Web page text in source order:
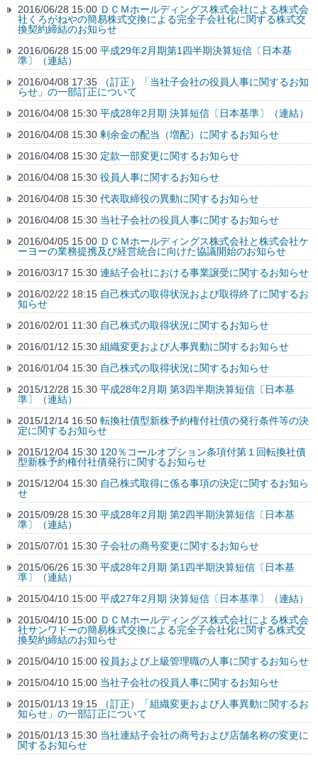
2016/06/28 15:00 ＤＣＭホールディングス株式会社による株式会
社くろがねやの簡易株式交換による完全子会社化に関する株式交
換契約締結のお知らせ
2016/06/28 15:00 平成29年2月期第1四半期決算短信〔日本基
準〕（連結）
2016/04/08 17:35
（訂正）「当社子会社の役員人事に関するお知
らせ」の一部訂正について
2016/04/08 15:30 平成28年2月期 決算短信〔日本基準〕（連結）
2016/04/08 15:30 剰余金の配当（増配）に関するお知らせ
2016/04/08 15:30 定款一部変更に関するお知らせ
2016/04/08 15:30 役員人事に関するお知らせ
2016/04/08 15:30 代表取締役の異動に関するお知らせ
2016/04/08 15:30 当社子会社の役員人事に関するお知らせ
2016/04/05 15:00 ＤＣＭホールディングス株式会社と株式会社ケ
ーヨーの業務提携及び経営統合に向けた協議開始のお知らせ
2016/03/17 15:30 連結子会社における事業譲受に関するお知らせ
2016/02/22 18:15 自己株式の取得状況および取得終了に関するお
知らせ
2016/02/01 11:30 自己株式の取得状況に関するお知らせ
2016/01/12 15:30 組織変更および人事異動に関するお知らせ
2016/01/04 15:30 自己株式の取得状況に関するお知らせ
2015/12/28 15:30 平成28年2月期 第3四半期決算短信〔日本基
準〕（連結）
2015/12/14 16:50 転換社債型新株予約権付社債の発行条件等の決
定に関するお知らせ
2015/12/04 15:30 120％コールオプション条項付第１回転換社債
型新株予約権付社債発行に関するお知らせ
2015/12/04 15:30 自己株式取得に係る事項の決定に関するお知ら
せ
2015/09/28 15:30 平成28年2月期 第2四半期決算短信〔日本基
準〕（連結）
2015/07/01 15:30 子会社の商号変更に関するお知らせ
2015/06/26 15:30 平成28年2月期 第1四半期決算短信〔日本基
準〕（連結）
2015/04/10 15:00 平成27年2月期 決算短信〔日本基準〕（連結）
2015/04/10 15:00 ＤＣＭホールディングス株式会社による株式会
社サンワドーの簡易株式交換による完全子会社化に関する株式交
換契約締結のお知らせ
2015/04/10 15:00 役員および上級管理職の人事に関するお知らせ
2015/04/10 15:00 当社子会社の役員人事に関するお知らせ
2015/01/13 19:15
（訂正）「組織変更および人事異動に関するお
知らせ」の一部訂正について
2015/01/13 15:30 当社連結子会社の商号および店舗名称の変更に
関するお知らせ